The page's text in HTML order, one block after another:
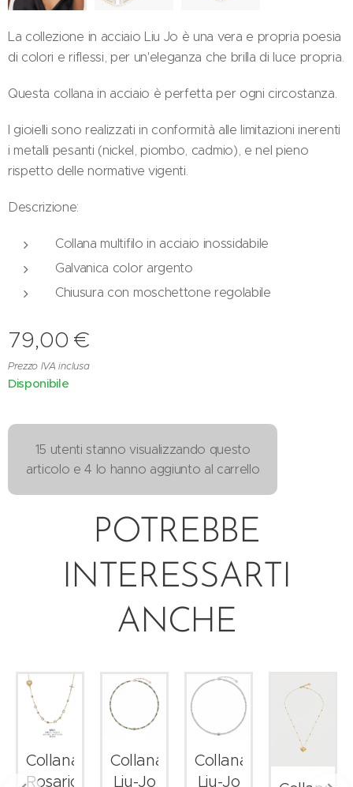
La collezione in acciaio Liu Jo è una vera e propria poesia
di colori e riflessi, per un'eleganza che brilla di luce propria.
Questa collana in acciaio è perfetta per ogni circostanza.
I gioielli sono realizzati in conformità alle limitazioni inerenti
i metalli pesanti (nickel, piombo, cadmio), e nel pieno
rispetto delle normative vigenti.
Descrizione:
Collana multifilo in acciaio inossidabile
Galvanica color argento
Chiusura con moschettone regolabile
79,00 €
Prezzo IVA inclusa
Disponibile
15 utenti stanno visualizzando questo
articolo e 4 lo hanno aggiunto al carrello
POTREBBE
INTERESSARTI
ANCHE
Collana
Rosario
Collana
Liu-Jo
Collana
Liu-Jo